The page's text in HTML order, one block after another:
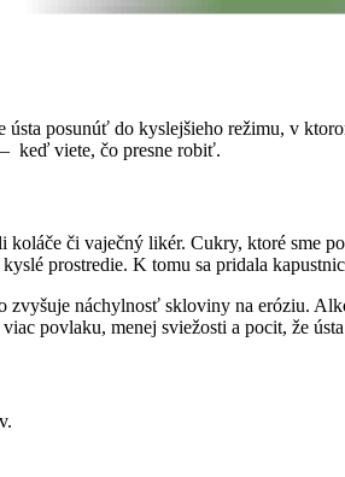
posunúť do kyslejšieho režimu, v
keď viete, čo presne robiť.
či vaječný likér. Cukry, ktoré sme
prostredie. K tomu sa pridala
náchylnosť skloviny na eróziu.
povlaku, menej sviežosti a pocit, že